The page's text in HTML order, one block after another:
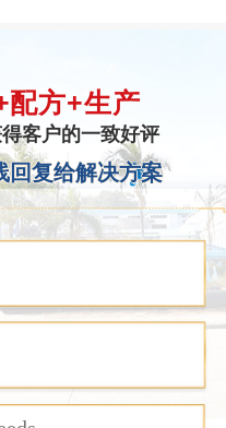
配方+生产
客户的一致好评
回复给解决方案